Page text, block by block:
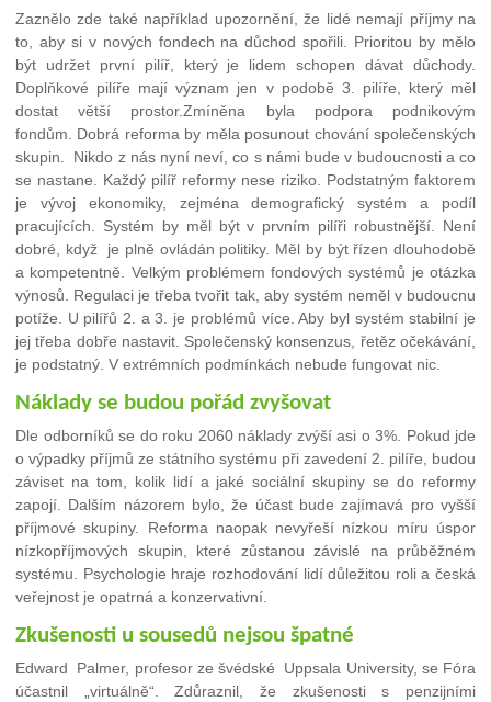
Zaznělo zde také například upozornění, že lidé nemají příjmy na
to, aby si v nových fondech na důchod spořili. Prioritou by mělo
být udržet první pilíř, který je lidem schopen dávat důchody.
Doplňkové pilíře mají význam jen v podobě 3. pilíře, který měl
dostat větší prostor.Zmíněna byla podpora podnikovým
fondům. Dobrá reforma by měla posunout chování společenských
skupin. Nikdo z nás nyní neví, co s námi bude v budoucnosti a co
se nastane. Každý pilíř reformy nese riziko. Podstatným faktorem
je vývoj ekonomiky, zejména demografický systém a podíl
pracujících. Systém by měl být v prvním pilíři robustnější. Není
dobré, když je plně ovládán politiky. Měl by být řízen dlouhodobě
a kompetentně. Velkým problémem fondových systémů je otázka
výnosů. Regulaci je třeba tvořit tak, aby systém neměl v budoucnu
potíže. U pilířů 2. a 3. je problémů více. Aby byl systém stabilní je
jej třeba dobře nastavit. Společenský konsenzus, řetěz očekávání,
je podstatný. V extrémních podmínkách nebude fungovat nic.
Náklady se budou pořád zvyšovat
Dle odborníků se do roku 2060 náklady zvýší asi o 3%. Pokud jde
o výpadky příjmů ze státního systému při zavedení 2. pilíře, budou
záviset na tom, kolik lidí a jaké sociální skupiny se do reformy
zapojí. Dalším názorem bylo, že účast bude zajímavá pro vyšší
příjmové skupiny. Reforma naopak nevyřeší nízkou míru úspor
nízkopříjmových skupin, které zůstanou závislé na průběžném
systému. Psychologie hraje rozhodování lidí důležitou roli a česká
veřejnost je opatrná a konzervativní.
Zkušenosti u sousedů nejsou špatné
Edward Palmer, profesor ze švédské Uppsala University, se Fóra
účastnil „virtuálně“. Zdůraznil, že zkušenosti s penzijními